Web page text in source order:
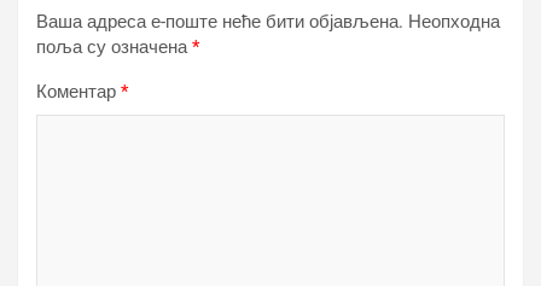
Ваша адреса е-поште неће бити објављена. Неопходна
поља су означена*
Коментар *